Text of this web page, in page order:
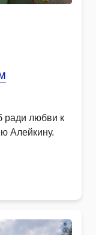
ради любви к
Алейкину.